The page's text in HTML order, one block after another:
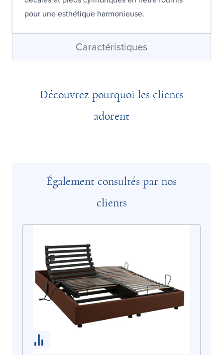
pour une esthétique harmonieuse.
Caractéristiques
Découvrez pourquoi les clients
adorent
Également consultés par nos
clients